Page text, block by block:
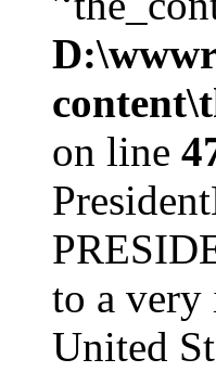
on line
to a very
United